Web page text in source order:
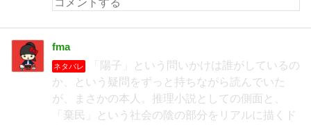
fma
ネタバレ
「陽子」という問いかけは誰がしているの
か、という疑問をずっと持ちながら読んでいた
が、まさかの本人。推理小説としての側面と、
「棄民」という社会の陰の部分をリアルに描くド